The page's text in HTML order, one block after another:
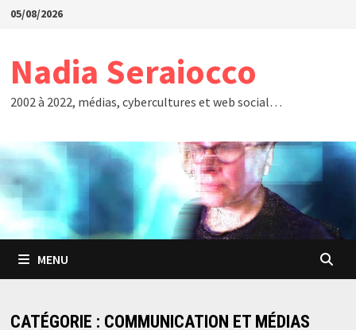
Passer
05/08/2026
Nadia Seraiocco
2002 à 2022, médias, cybercultures et web social…
MENU
CATÉGORIE : COMMUNICATION ET MÉDIAS